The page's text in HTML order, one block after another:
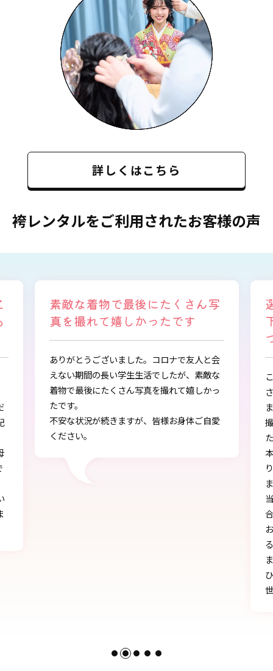
詳しくはこちら
袴レンタルをご利用されたお客様の声
選ぶ時から色々と親身になって
下さり、自分に似合うものを見
つけることができました
この度は、とても素敵な着物・袴をご提供下
さりありがとうございました。
また、早朝からの着付、ヘアアレンジ、写真
撮影もしていただき、ありがとうございまし
た。